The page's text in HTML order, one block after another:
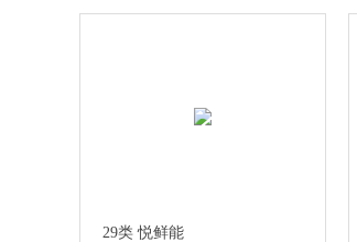
29类 悦鲜能